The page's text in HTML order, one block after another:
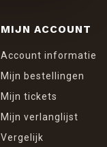
MIJN ACCOUNT
Account informatie
Mijn bestellingen
Mijn tickets
Mijn verlanglijst
Vergelijk